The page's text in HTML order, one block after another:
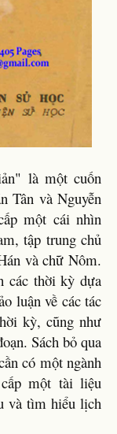
là một cuốn
Tân và Nguyễn
một cái nhìn
tập trung chủ
và chữ Nôm.
các thời kỳ dựa
luận về các tác
kỳ, cũng như
Sách bỏ qua
có một ngành
một tài liệu
và tìm hiểu lịch